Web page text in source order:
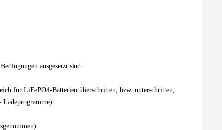
ausgesetzt sind.
für LiFePO4-Batterien überschritten, bzw. unterschritten,
Ladeprogramme).